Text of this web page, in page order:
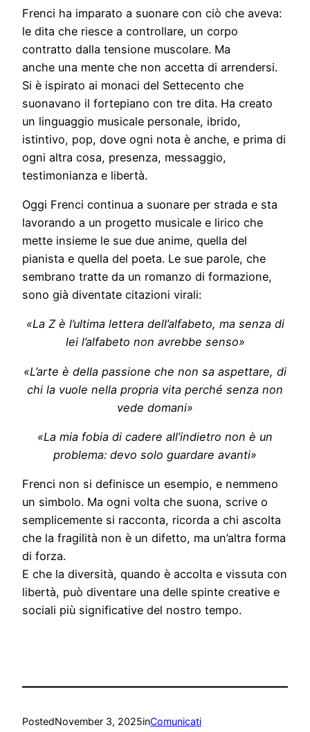
Frenci ha imparato a suonare con ciò che aveva:
le dita che riesce a controllare, un corpo
contratto dalla tensione muscolare. Ma
anche una mente che non accetta di arrendersi.
Si è ispirato ai monaci del Settecento che
suonavano il fortepiano con tre dita. Ha creato
un linguaggio musicale personale, ibrido,
istintivo, pop, dove ogni nota è anche, e prima di
ogni altra cosa, presenza, messaggio,
testimonianza e libertà.
Oggi Frenci continua a suonare per strada e sta
lavorando a un progetto musicale e lirico che
mette insieme le sue due anime, quella del
pianista e quella del poeta. Le sue parole, che
sembrano tratte da un romanzo di formazione,
sono già diventate citazioni virali:
«La Z è l’ultima lettera dell’alfabeto, ma senza di
lei l’alfabeto non avrebbe senso»
«L’arte è della passione che non sa aspettare, di
chi la vuole nella propria vita perché senza non
vede domani»
«La mia fobia di cadere all’indietro non è un
problema: devo solo guardare avanti»
Frenci non si definisce un esempio, e nemmeno
un simbolo. Ma ogni volta che suona, scrive o
semplicemente si racconta, ricorda a chi ascolta
che la fragilità non è un difetto, ma un’altra forma
di forza.
E che la diversità, quando è accolta e vissuta con
libertà, può diventare una delle spinte creative e
sociali più significative del nostro tempo.
PostedNovember 3, 2025inComunicati